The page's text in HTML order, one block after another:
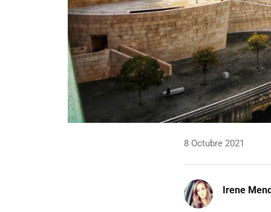
8 Octubre 2021
Irene